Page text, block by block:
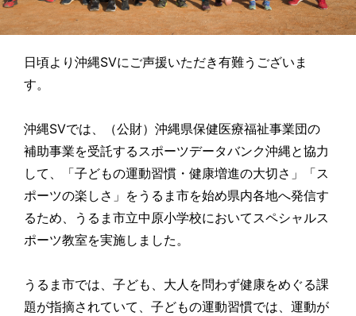
日頃より沖縄SVにご声援いただき有難うございま
す。
沖縄SVでは、（公財）沖縄県保健医療福祉事業団の
補助事業を受託するスポーツデータバンク沖縄と協力
して、「子どもの運動習慣・健康増進の大切さ」「ス
ポーツの楽しさ」をうるま市を始め県内各地へ発信す
るため、うるま市立中原小学校においてスペシャルス
ポーツ教室を実施しました。
うるま市では、子ども、大人を問わず健康をめぐる課
題が指摘されていて、子どもの運動習慣では、運動が